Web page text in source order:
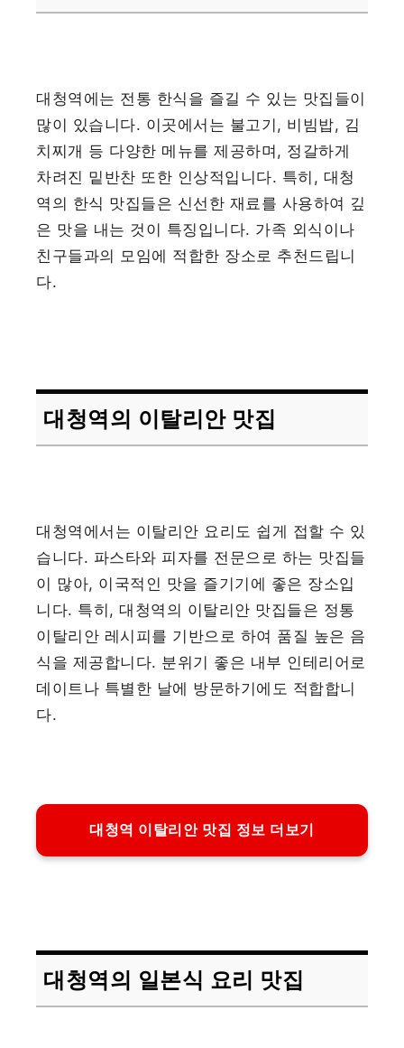
대청역에는 전통 한식을 즐길 수 있는 맛집들이
많이 있습니다. 이곳에서는 불고기, 비빔밥, 김
치찌개 등 다양한 메뉴를 제공하며, 정갈하게
차려진 밑반찬 또한 인상적입니다. 특히, 대청
역의 한식 맛집들은 신선한 재료를 사용하여 깊
은 맛을 내는 것이 특징입니다. 가족 외식이나
친구들과의 모임에 적합한 장소로 추천드립니
다.
대청역의 이탈리안 맛집
대청역에서는 이탈리안 요리도 쉽게 접할 수 있
습니다. 파스타와 피자를 전문으로 하는 맛집들
이 많아, 이국적인 맛을 즐기기에 좋은 장소입
니다. 특히, 대청역의 이탈리안 맛집들은 정통
이탈리안 레시피를 기반으로 하여 품질 높은 음
식을 제공합니다. 분위기 좋은 내부 인테리어로
데이트나 특별한 날에 방문하기에도 적합합니
다.
대청역 이탈리안 맛집 정보 더보기
대청역의 일본식 요리 맛집